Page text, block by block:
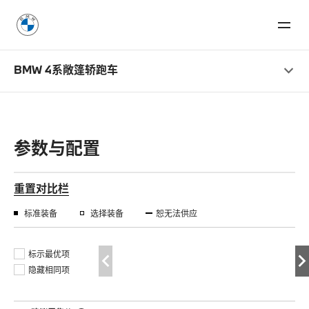
BMW 4系敞篷轿跑车
参数与配置
重置对比栏
标准装备 选择装备 恕无法供应
标示最优项
隐藏相同项